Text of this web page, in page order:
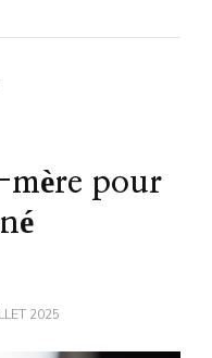
mère pour
2025